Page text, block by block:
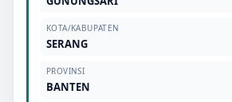
KOTA/KABUPATEN
SERANG
PROVINSI
BANTEN